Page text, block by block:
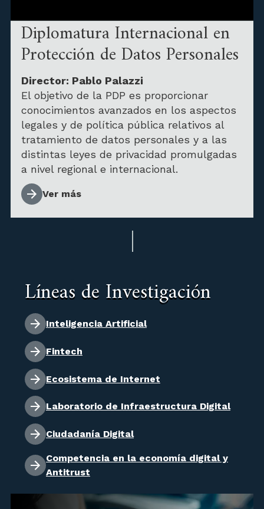
Diplomatura Internacional en
Protección de Datos Personales
Director: Pablo Palazzi
El objetivo de la PDP es proporcionar
conocimientos avanzados en los aspectos
legales y de política pública relativos al
tratamiento de datos personales y a las
distintas leyes de privacidad promulgadas
a nivel regional e internacional.
Ver más
Líneas de Investigación
Inteligencia Artificial
Fintech
Ecosistema de Internet
Laboratorio de Infraestructura Digital
Ciudadanía Digital
Competencia en la economía digital y
Antitrust